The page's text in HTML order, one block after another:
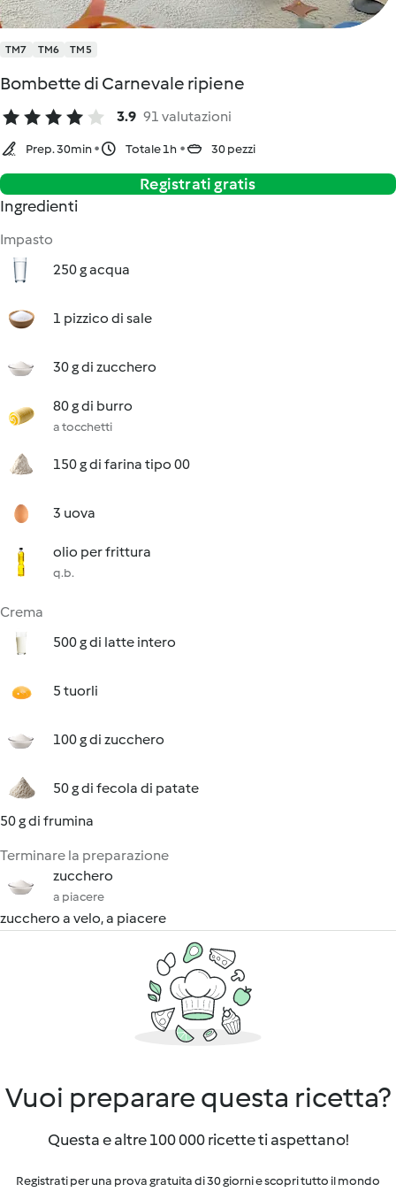
TM7 TM6 TM5
Bombette di Carnevale ripiene
3.9 91 valutazioni
Prep. 30min Totale 1h 30 pezzi
Registrati gratis
Ingredienti
Impasto
250 g acqua
1 pizzico di sale
30 g di zucchero
80 g di burro
a tocchetti
150 g di farina tipo 00
3 uova
olio per frittura
q.b.
Crema
500 g di latte intero
5 tuorli
100 g di zucchero
50 g di fecola di patate
50 g di frumina
Terminare la preparazione
zucchero
a piacere
zucchero a velo, a piacere
Vuoi preparare questa ricetta?
Questa e altre 100 000 ricette ti aspettano!
Registrati per una prova gratuita di 30 giorni e scopri tutto il mondo